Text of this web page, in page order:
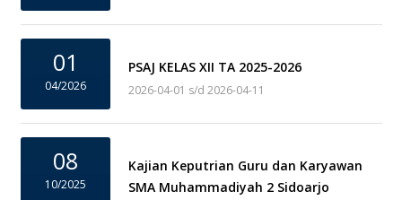
01
04/2026
PSAJ KELAS XII TA 2025-2026
2026-04-01 s/d 2026-04-11
08
10/2025
Kajian Keputrian Guru dan Karyawan
SMA Muhammadiyah 2 Sidoarjo